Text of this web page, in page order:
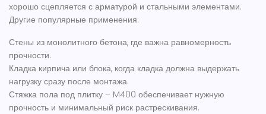
хорошо сцепляется с арматурой и стальными элементами.
Другие популярные применения:
Стены из монолитного бетона, где важна равномерность
прочности.
Кладка кирпича или блока, когда кладка должна выдержать
нагрузку сразу после монтажа.
Стяжка пола под плитку – M400 обеспечивает нужную
прочность и минимальный риск растрескивания.